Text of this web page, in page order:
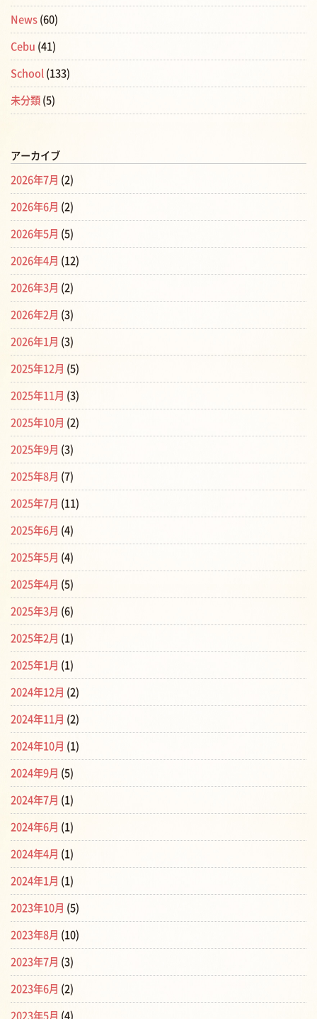
News (60)
Cebu (41)
School (133)
未分類 (5)
アーカイブ
2026年7月 (2)
2026年6月 (2)
2026年5月 (5)
2026年4月 (12)
2026年3月 (2)
2026年2月 (3)
2026年1月 (3)
2025年12月 (5)
2025年11月 (3)
2025年10月 (2)
2025年9月 (3)
2025年8月 (7)
2025年7月 (11)
2025年6月 (4)
2025年5月 (4)
2025年4月 (5)
2025年3月 (6)
2025年2月 (1)
2025年1月 (1)
2024年12月 (2)
2024年11月 (2)
2024年10月 (1)
2024年9月 (5)
2024年7月 (1)
2024年6月 (1)
2024年4月 (1)
2024年1月 (1)
2023年10月 (5)
2023年8月 (10)
2023年7月 (3)
2023年6月 (2)
2023年5月 (4)